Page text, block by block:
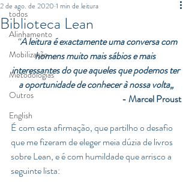
todos
Alinhamento
Mobilização
Metodologias
Outros
English
Biblioteca Lean
2 de ago. de 2020 1 min de leitura
  “
A leitura é exactamente uma conversa com
homens muito mais sábios e mais
interessantes do que aqueles que podemos ter
a oportunidade de conhecer à nossa volta„
- Marcel Proust
É com esta afirmação, que partilho o desafio
que me fizeram de eleger meia dúzia de livros
sobre Lean, e é com humildade que arrisco a
seguinte lista: